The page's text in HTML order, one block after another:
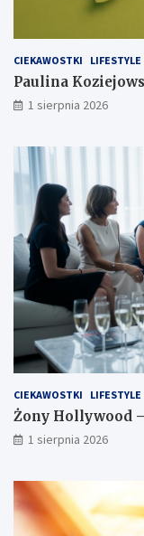
CIEKAWOSTKI LIFESTYLE
Paulina
1 sierpnia 2026
CIEKAWOSTKI LIFESTYLE
Żony Hollywood
1 sierpnia 2026